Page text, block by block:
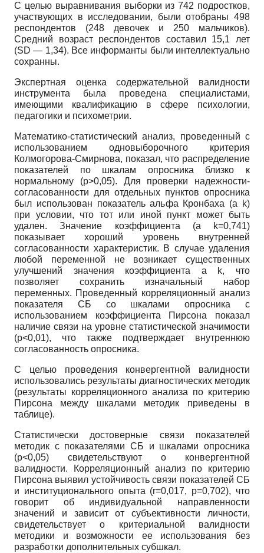
С целью выравнивания выборки из 742 подростков,
участвующих в исследовании, были отобраны 498
респондентов (248 девочек и 250 мальчиков).
Средний возраст респондентов составил 15,1 лет
(SD — 1,34). Все информанты были интеллектуально
сохранны.
Экспертная оценка содержательной валидности
инструмента была проведена специалистами,
имеющими квалификацию в сфере психологии,
педагогики и психометрии.
Математико-статистический анализ, проведенный с
использованием одновыборочно­го критерия
Колмогорова-Смирнова, показал, что распределение
показателей по шкалам опросника близко к
нормальному (р>0,05). Для проверки надежности-
согласованности для отдельных пунктов опросника
был использован показатель альфа Кронбаха (a k)
при условии, что тот или иной пункт может быть
удален. Значение коэффициента (a k=0,741)
показывает хороший уровень внутренней
согласованности характеристик. В случае удаления
любой переменной не возникает существенных
улучшений значения коэффициента a k, что
позволяет сохранить изначальный набор
переменных. Проведенный корреляционный анализ
показателя СБ со шкалами опросника с
использованием коэффициента Пирсона показал
наличие связи на уровне статистической значимости
(р<0,01), что также подтверждает внутреннюю
согласованность опросника.
С целью проведения конвергентной валидности
использовались результаты диагностических методик
(результаты корреляционного анализа по критерию
Пирсона между шкалами методик приведены в
таблице).
Статистически достоверные связи показателей
методик с показателями СБ и шкалами опросника
(р<0,05) свидетельствуют о конвергентной
валидности. Корреляционный анализ по критерию
Пирсона выявил устойчивость связи показателей СБ
и институционального опыта (r=0,017, р=0,702), что
говорит об индивидуальной направленности
значений и зависит от субъективности личности,
свидетельствует о критериальной валидности
методики и возможности ее использования без
разработки дополнительных субшкал.